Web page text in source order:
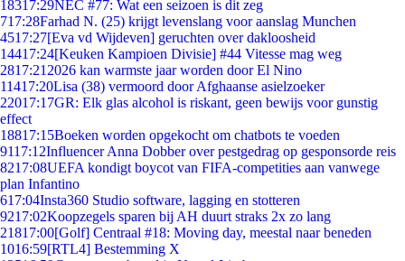
18317:29NEC #77: Wat een seizoen is dit zeg
717:28Farhad N. (25) krijgt levenslang voor aanslag Munchen
4517:27[Eva vd Wijdeven] geruchten over dakloosheid
14417:24[Keuken Kampioen Divisie] #44 Vitesse mag weg
2817:21 2026 kan warmste jaar worden door El Nino
11417:20Lisa (38) vermoord door Afghaanse asielzoeker
22017:17GR: Elk glas alcohol is riskant, geen bewijs voor gunstig
effect
18817:15Boeken worden opgekocht om chatbots te voeden
9117:12Influencer Anna Dobber over pestgedrag op gesponsorde reis
8217:08UEFA kondigt boycot van FIFA-competities aan vanwege
plan Infantino
617:04Insta360 Studio software, lagging en stotteren
9217:02Koopzegels sparen bij AH duurt straks 2x zo lang
21817:00[Golf] Centraal #18: Moving day, meestal naar beneden
1016:59[RTL4] Bestemming X